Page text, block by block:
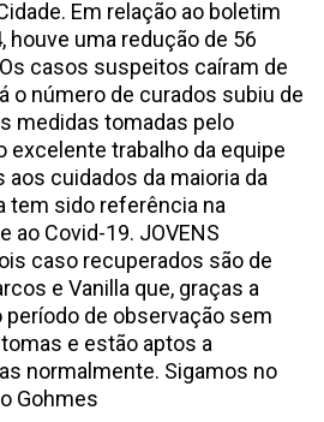
Em relação ao boletim
houve uma redução de 56
casos suspeitos caíram de
o número de curados subiu de
medidas tomadas pelo
excelente trabalho da equipe
aos cuidados da maioria da
tem sido referência na
ao Covid-19. JOVENS
caso recuperados são de
e Vanilla que, graças a
período de observação sem
e estão aptos a
normalmente. Sigamos no
Gohmes